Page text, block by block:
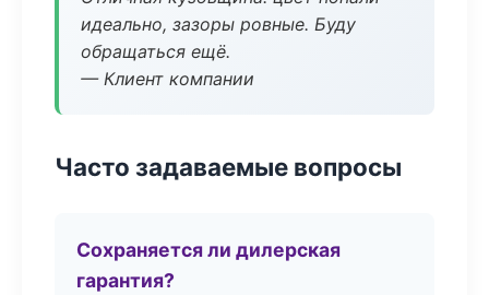
идеально, зазоры ровные. Буду
обращаться ещё.
— Клиент компании
Часто задаваемые вопросы
Сохраняется ли дилерская
гарантия?